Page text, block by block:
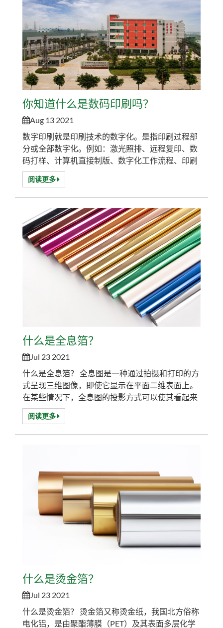
你知道什么是数码印刷吗？
Aug 13 2021
数字印刷就是印刷技术的数字化。是指印刷过程部
分或全部数字化。例如：激光照排、远程复印、数
码打样、计算机直接制版、数字化工作流程、印刷
厂ERP等，都属于数字印刷的范畴。数码印刷是将
计算机文件直接打印在纸张上的一种新型印刷方
式，有别于传统印刷的繁琐工序。其特点：一张纸
印刷、无需制版、即印即用、即时纠错、可变印
刷、按需印刷。数字印刷是在印刷技术基础上发展
起来的综合技术，以电子文本为载体，通过网络传
输到数...
阅读更多
什么是全息箔？
Jul 23 2021
什么是全息箔？ 全息图是一种通过拍摄和打印的方
式呈现三维图像，即使它显示在平面二维表面上。
在某些情况下，全息图的投影方式可以使其看起来
完全是三维的，但这种技术更常见的用途是将全息
图像打印在特殊纸张、卡片和其他表面上。其中一
个表面是全息箔。 随着全息技术越来越普遍，成本
籍、贺卡和其他纸制品的色彩和深度。制造商使
阅读更多
什么是烫金箔？
Jul 23 2021
什么是烫金箔？ 烫金箔又称烫金纸，我国北方俗称
电化铝，是由聚酯薄膜（PET）及其表面多层化学